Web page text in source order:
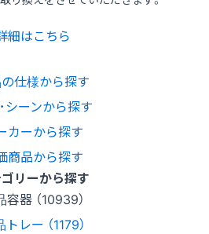
細はこちら
仕様から探す
シーンから探す
カーから探す
商品から探す
リーから探す
容器 （10939）
レー （1179）